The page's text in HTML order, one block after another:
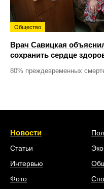
Общество
Врач Савицкая
сохранить сердце
80% преждевременных
Новости
Статьи
Интервью
Фото